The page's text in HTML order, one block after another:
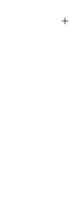
contre collée.